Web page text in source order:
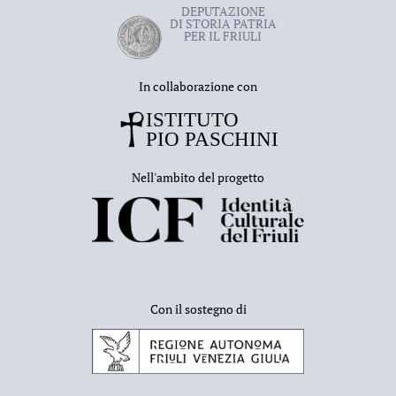
DEPUTAZIONE
DI STORIA PATRIA
PER IL FRIULI
In collaborazione con
Nell'ambito del progetto
Con il sostegno di